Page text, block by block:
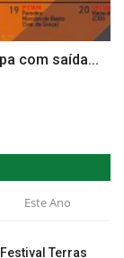
com saída...
Este Ano
Terras